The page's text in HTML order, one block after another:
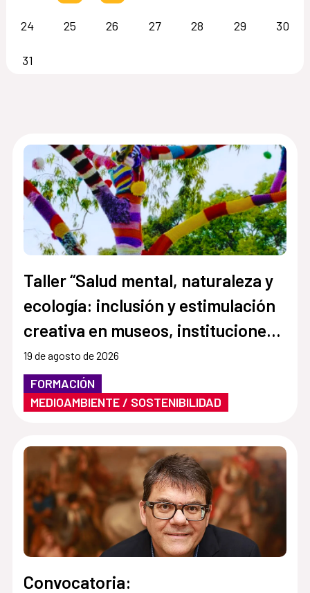
Taller “Salud mental, naturaleza y
ecología: inclusión y estimulación
creativa en museos, instituciones y
centros culturales”
19 de agosto de 2026
FORMACIÓN
MEDIOAMBIENTE / SOSTENIBILIDAD
Convocatoria:
24 25 26 27 28 29 30
31